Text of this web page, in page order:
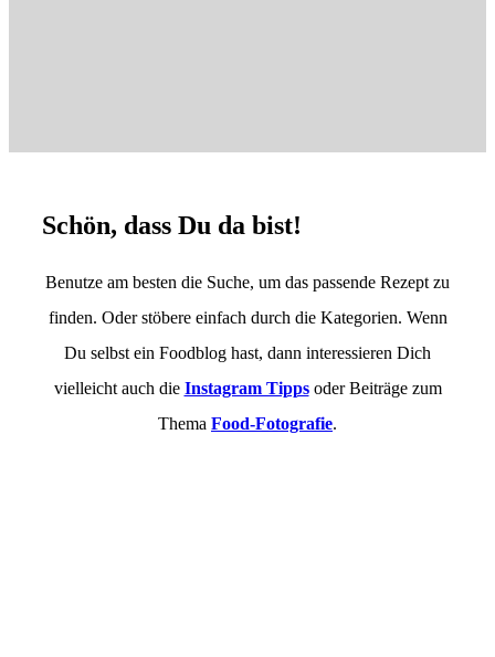
Schön, dass Du da bist!
Benutze am besten die Suche, um das passende Rezept zu
finden. Oder stöbere einfach durch die Kategorien. Wenn
Du selbst ein Foodblog hast, dann interessieren Dich
vielleicht auch die Instagram Tippsoder Beiträge zum
Thema Food-Fotografie.